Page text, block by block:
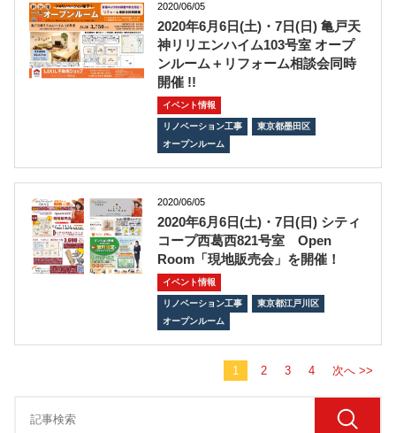
2020/06/05
2020年6月6日(土)・7日(日) 亀戸天
神リリエンハイム103号室 オープ
ンルーム＋リフォーム相談会同時
開催 !!
イベント情報
リノベーション工事
東京都墨田区
オープンルーム
2020/06/05
2020年6月6日(土)・7日(日) シティ
コープ西葛西821号室 Open
Room「現地販売会」を開催！
イベント情報
リノベーション工事
東京都江戸川区
オープンルーム
1 2 3 4 次へ >>